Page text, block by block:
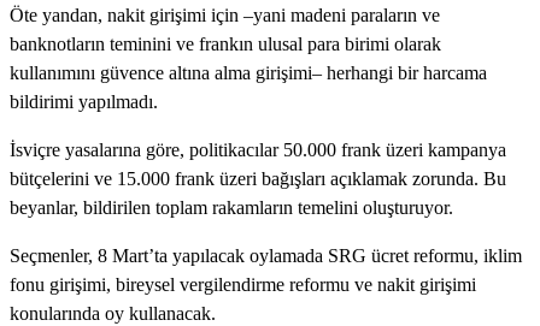
Öte yandan, nakit girişimi için –yani madeni paraların ve
banknotların teminini ve frankın ulusal para birimi olarak
kullanımını güvence altına alma girişimi– herhangi bir harcama
bildirimi yapılmadı.
İsviçre yasalarına göre, politikacılar 50.000 frank üzeri kampanya
bütçelerini ve 15.000 frank üzeri bağışları açıklamak zorunda. Bu
beyanlar, bildirilen toplam rakamların temelini oluşturuyor.
Seçmenler, 8 Mart’ta yapılacak oylamada SRG ücret reformu, iklim
fonu girişimi, bireysel vergilendirme reformu ve nakit girişimi
konularında oy kullanacak.